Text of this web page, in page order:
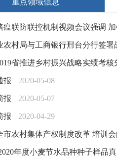
重点领域信息
瘟联防联控机制视频会议强调
农村局与工商银行邢台分行签
省推进乡村振兴战略实绩考核
报 2020-05-08
报 2020-05-07
报 2020-04-29
市农村集体产权制度改革 培训
年度小麦节水品种种子样品